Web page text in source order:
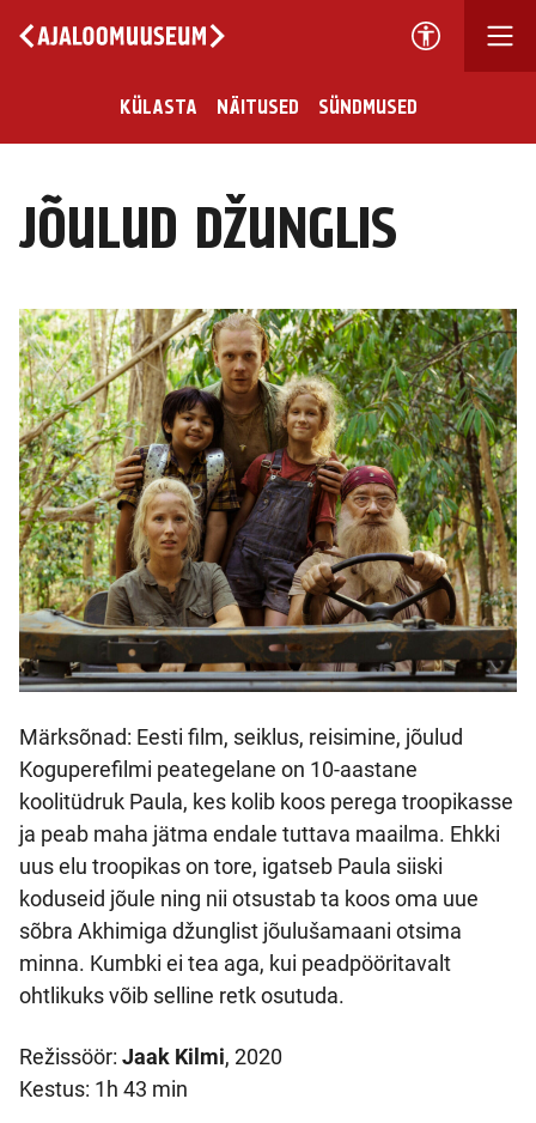
KÜLASTA NÄITUSED SÜNDMUSED
JÕULUD DŽUNGLIS
Märksõnad: Eesti film, seiklus, reisimine, jõulud
Koguperefilmi peategelane on 10-aastane
koolitüdruk Paula, kes kolib koos perega troopikasse
ja peab maha jätma endale tuttava maailma. Ehkki
uus elu troopikas on tore, igatseb Paula siiski
koduseid jõule ning nii otsustab ta koos oma uue
sõbra Akhimiga džunglist jõulušamaani otsima
minna. Kumbki ei tea aga, kui peadpööritavalt
ohtlikuks võib selline retk osutuda.
Režissöör: Jaak Kilmi, 2020
Kestus: 1h 43 min